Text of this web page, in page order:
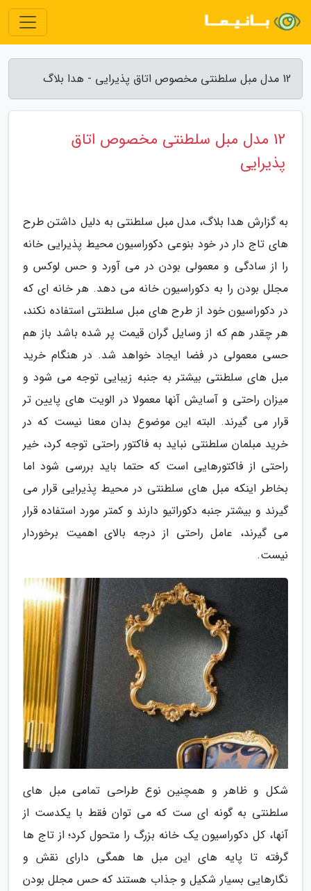
12 مدل مبل سلطنتی مخصوص اتاق پذیرایی - هدا بلاگ
12 مدل مبل سلطنتی مخصوص اتاق
پذیرایی
به گزارش هدا بلاگ، مدل مبل سلطنتی به دلیل داشتن طرح
های تاج دار در خود بنوعی دکوراسیون محیط پذیرایی خانه
را از سادگی و معمولی بودن در می آورد و حس لوکس و
مجلل بودن را به دکوراسیون خانه می دهد. هر خانه ای که
در دکوراسیون خود از طرح های مبل سلطنتی استفاده نکند،
هر چقدر هم که از وسایل گران قیمت پر شده باشد باز هم
حسی معمولی در فضا ایجاد خواهد شد. در هنگام خرید
مبل های سلطنتی بیشتر به جنبه زیبایی توجه می شود و
میزان راحتی و آسایش آنها معمولا در الویت های پایین تر
قرار می گیرند. البته این موضوع بدان معنا نیست که در
خرید مبلمان سلطنتی نباید به فاکتور راحتی توجه کرد، خیر
راحتی از فاکتورهایی است که حتما باید بررسی شود اما
بخاطر اینکه مبل های سلطنتی در محیط پذیرایی قرار می
گیرند و بیشتر جنبه دکوراتیو دارند و کمتر مورد استفاده قرار
می گیرند، عامل راحتی از درجه بالای اهمیت برخوردار
نیست.
شکل و ظاهر و همچنین نوع طراحی تمامی مبل های
سلطنتی به گونه ای ست که می توان فقط با یکدست از
آنها، کل دکوراسیون یک خانه بزرگ را متحول کرد؛ از تاج ها
گرفته تا پایه های این مبل ها همگی دارای نقش و
نگارهایی بسیار شکیل و جذاب هستند که حس مجلل بودن